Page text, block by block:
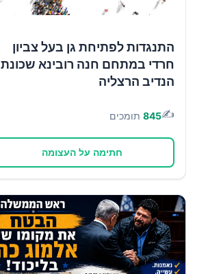
התנגדות לפתיחת גן בעל צביון
חרדי במתחם חנה רובינא שכונת
הנדיב הרצליה
✍️
845 תומכים
חתימה על העצומה